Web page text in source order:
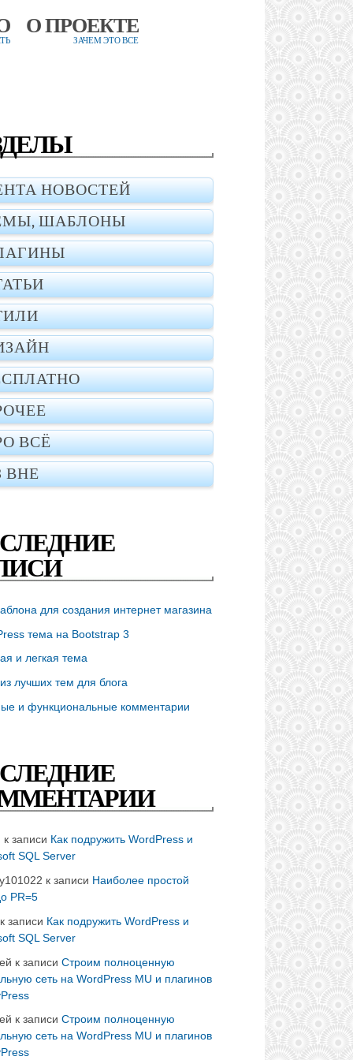
О ПРОЕКТЕ
ЗАЧЕМ ЭТО ВСЕ
НОВОСТЕЙ
ШАБЛОНЫ
ВСЁ
ВНЕ
для создания интернет магазина
тема на Bootstrap 3
и легкая тема
лучших тем для блога
и функциональные комментарии
к записи Как подружить WordPress и
SQL Server
к записи Наиболее простой
PR=5
записи Как подружить WordPress и
SQL Server
к записи Строим полноценную
сеть на WordPress MU и плагинов
к записи Строим полноценную
сеть на WordPress MU и плагинов